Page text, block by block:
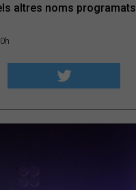
altres noms programats